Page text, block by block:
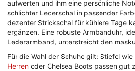
aufwerten und ihm eine persönliche
schlichter Lederschal in passender
dezenter Strickschal für kühlere Tage
ergänzen. Eine robuste Armbanduhr,
Lederarmband, unterstreicht den
Für die Wahl der Schuhe gilt: Stiefel wie
Herren oder Chelsea Boots passen gut